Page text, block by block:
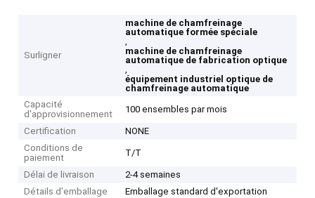
Surligner
machine de chamfreinage
automatique formée spéciale
,
machine de chamfreinage
automatique de fabrication optique
,
équipement industriel optique de
chamfreinage automatique
Capacité
d'approvisionnement
100 ensembles par mois
Certification
NONE
Conditions de
paiement
T/T
Délai de livraison
2-4 semaines
Détails d'emballage
Emballage standard d'exportation